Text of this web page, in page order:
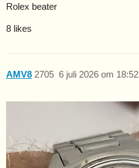
Rolex beater
8 likes
AMV8 6 juli 2026 om 18:52
2705